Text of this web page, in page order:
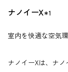
ナノイーX＊1
室内を快適な空気環
ナノイーXは、ナ